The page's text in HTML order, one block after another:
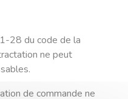
28 du code de la
ne peut
de commande ne